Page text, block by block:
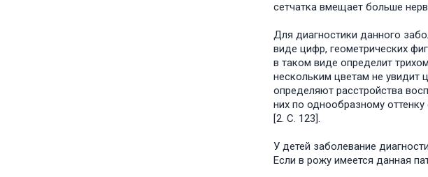
сетчатка вмещает больше
Для диагностики данного
виде цифр, геометрических
в таком виде определит
нескольким цветам не увидит
определяют расстройства
них по однообразному
[2. C. 123].
У детей заболевание
Если в рожу имеется данная